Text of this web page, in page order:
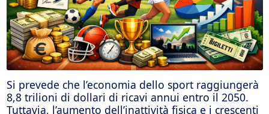
Si prevede che l’economia dello sport raggiungerà
8,8 trilioni di dollari di ricavi annui entro il 2050.
Tuttavia, l’aumento dell’inattività fisica e i crescenti